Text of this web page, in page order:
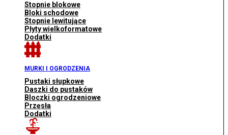
Stopnie blokowe
Bloki schodowe
Stopnie lewitujące
Płyty wielkoformatowe
Dodatki
MURKI I OGRODZENIA
Pustaki słupkowe
Daszki do pustaków
Bloczki ogrodzeniowe
Przęsła
Dodatki